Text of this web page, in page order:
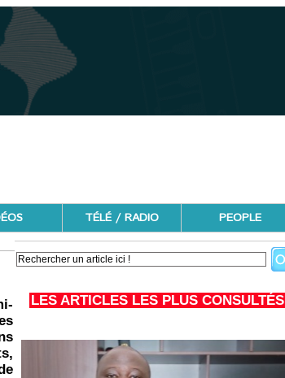
TÉLÉ / RADIO PEOPLE
LES ARTICLES LES PLUS CONSULTÉS